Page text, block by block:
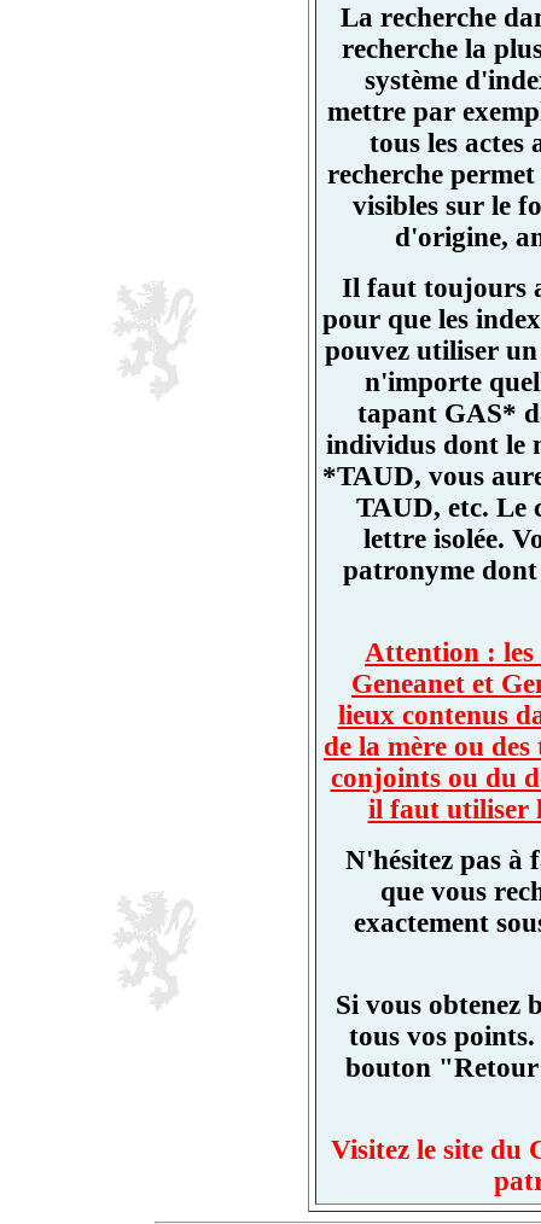
La recherche
recherche la
système
mettre par
tous les
recherche
visibles sur le
d'origine,
Il faut toujours
pour que les
pouvez utiliser
n'importe
tapant GAS*
individus dont le
*TAUD, vous
TAUD, etc. Le
lettre isolée.
patronyme dont
Attention : les
Geneanet et
lieux contenus
de la mère ou
conjoints ou du
il faut utiliser
N'hésitez pas à
que vous
exactement
Si vous obtenez
tous vos
bouton
Visitez le site du